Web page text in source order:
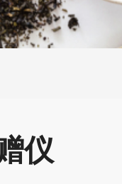
仪